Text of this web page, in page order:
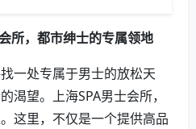
所，都市绅士的专属领地
一处专属于男士的放松天
渴望。上海SPA男士会所，
这里，不仅是一个提供高品